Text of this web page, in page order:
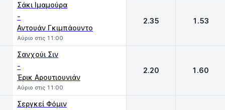
Σάκι Ιμαμούρα
-
Αντουάν Γκιμπάουντο
Αύριο στις 11:00
2.35 1.53
Σανχούι Σιν
-
Έρικ Αρουτιουνιάν
Αύριο στις 11:00
2.20 1.60
Σεργκεί Φόμιν